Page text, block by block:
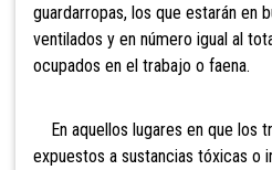
guardarropas, los que estarán en
ventilados y en número igual al
ocupados en el trabajo o faena.
En aquellos lugares en que los
expuestos a sustancias tóxicas o